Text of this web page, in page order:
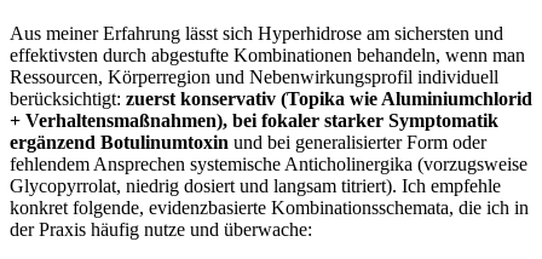
Aus meiner Erfahrung lässt sich Hyperhidrose ‌am ‌sichersten und
effektivsten durch abgestufte Kombinationen ‍behandeln, wenn ‌man
Ressourcen,​ Körperregion und⁣ Nebenwirkungsprofil individuell
berücksichtigt: zuerst konservativ (Topika wie⁣ Aluminiumchlorid
‍+ Verhaltensmaßnahmen),⁤ bei fokaler starker Symptomatik
ergänzend ​Botulinumtoxin und bei ⁤generalisierter Form oder
fehlendem Ansprechen ⁢systemische Anticholinergika (vorzugsweise
Glycopyrrolat, niedrig dosiert ⁤und langsam titriert). Ich empfehle
konkret folgende, evidenzbasierte Kombinationsschemata, ⁣die ich in
der Praxis häufig nutze ‌und überwache: